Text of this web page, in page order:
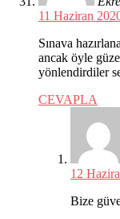
11 Haziran
Sınava
ancak öyle
yönlendirdiler
CEVAPLA
12
Bize